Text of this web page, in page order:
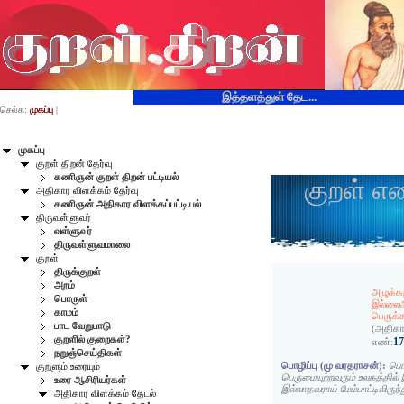
இத்தளத்துள் தேட...
முகப்பு
குறள் திறன் தேர்வு
கணிஞன் குறள் திறன் பட்டியல்
அதிகார விளக்கம் தேர்வு
கணிஞன் அதிகார விளக்கப்பட்டியல்
திருவள்ளுவர்
வள்ளுவர்
திருவள்ளுவமாலை
குறள்
திருக்குறள்
அறம்
பொருள்
காமம்
பாட வேறுபாடு
குறளில் குறைகள்?
நறுஞ்செய்திகள்
குறளும் உரையும்
உரை ஆசிரியர்கள்
அதிகார விளக்கம் தேடல்
செல்க: முகப்பு |
குறள்
எண்:
பொழிப்பு (மு வரதராசன்):
பெருமையுற்றவரும்
இல்லாதவராய்